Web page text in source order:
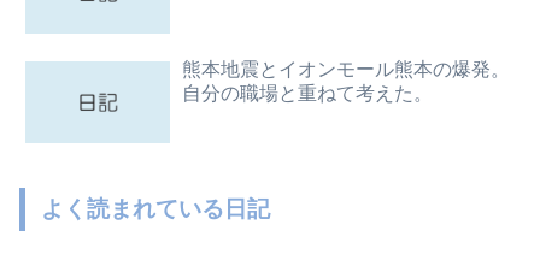
熊本地震とイオンモール熊本の爆発。
自分の職場と重ねて考えた。
よく読まれている日記